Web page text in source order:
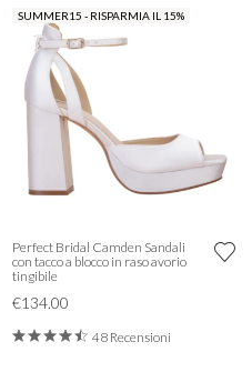
SUMMER15 - RISPARMIA IL 15%
Perfect Bridal Camden Sandali
con tacco a blocco in raso avorio
tingibile
€134.00
48 Recensioni